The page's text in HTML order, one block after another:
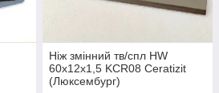
Ніж змінний тв/спл HW
60х12х1,5 KCR08 Ceratizit
(Люксембург)